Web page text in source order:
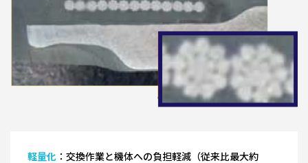
軽量化 ：交換作業と機体への負担軽減（従来比最大約